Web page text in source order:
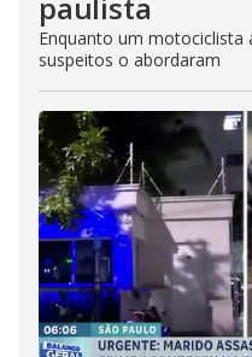
Enquanto um
suspeitos o abordaram